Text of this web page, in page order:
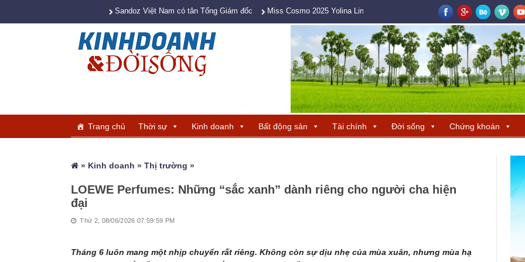
Sandoz Việt Nam có tân Tổng Giám đốc Miss Cosmo 2025 Yolina Lindquist cùng Hoa hậu Hương Giang tìm ra ba
Trang chủ Thời sự Kinh doanh Bất động sản Tài chính Đời sống Chứng khoán
» Kinh doanh » Thị trường »
LOEWE Perfumes: Những “sắc xanh” dành riêng cho người cha hiện
đại
Thứ 2, 08/06/2026 07:59:59 PM
Tháng 6 luôn mang một nhịp chuyển rất riêng. Không còn sự dịu nhẹ của mùa xuân, nhưng mùa hạ